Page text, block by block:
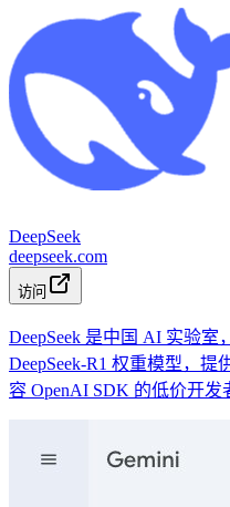
DeepSeek
deepseek.com
访问
DeepSeek 是中国 AI 实验室
DeepSeek-R1 权重模型，
容 OpenAI SDK 的低价开发